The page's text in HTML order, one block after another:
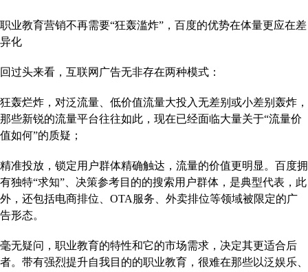
职业教育营销不再需要“狂轰滥炸”，百度的优势在体量更应在差
异化
回过头来看，互联网广告无非存在两种模式：
狂轰烂炸，对泛流量、低价值流量大投入无差别或小差别轰炸，
那些新锐的流量平台往往如此，现在已经面临大量关于“流量价
值如何”的质疑；
精准投放，锁定用户群体精确触达，流量的价值更明显。百度拥
有独特“求知”、决策参考目的的搜索用户群体，是典型代表，此
外，还包括电商排位、OTA服务、外卖排位等领域被限定的广
告形态。
毫无疑问，职业教育的特性和它的市场需求，决定其更适合后
者。带有强烈提升自我目的的职业教育，很难在那些以泛娱乐、